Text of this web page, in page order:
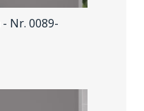
- Nr. 0089-